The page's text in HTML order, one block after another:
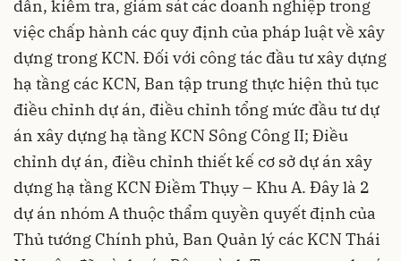
dẫn, kiểm tra, giám sát các doanh nghiệp trong
việc chấp hành các quy định của pháp luật về xây
dựng trong KCN. Đối với công tác đầu tư xây dựng
hạ tầng các KCN, Ban tập trung thực hiện thủ tục
điều chỉnh dự án, điều chỉnh tổng mức đầu tư dự
án xây dựng hạ tầng KCN Sông Công II; Điều
chỉnh dự án, điều chỉnh thiết kế cơ sở dự án xây
dựng hạ tầng KCN Điềm Thụy – Khu A. Đây là 2
dự án nhóm A thuộc thẩm quyền quyết định của
Thủ tướng Chính phủ, Ban Quản lý các KCN Thái